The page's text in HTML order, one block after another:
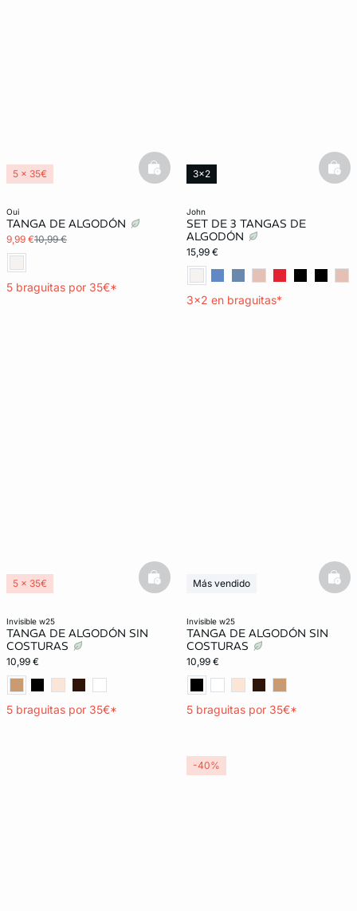
oui
TANGA DE ALGODÓN
9,99 €10,99 €
5 braguitas por 35€*
5 x 35€
basketfull
john
SET DE 3 TANGAS DE
ALGODÓN
15,99 €
3x2 en braguitas*
3x2
invisible w25
TANGA DE ALGODÓN SIN
COSTURAS
10,99 €
5 braguitas por 35€*
5 x 35€
basketfull
invisible w25
TANGA DE ALGODÓN SIN
COSTURAS
10,99 €
5 braguitas por 35€*
Más vendido
Lencería invisible
-40%